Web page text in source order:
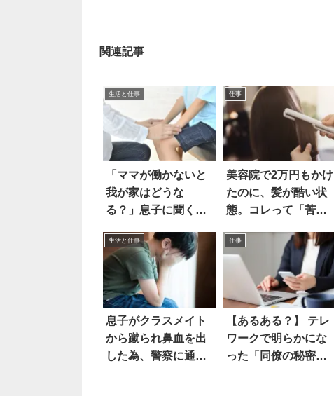
関連記事
生活と仕事
「ママが働かないと
我が家はどうな
る？」息子に聞く
仕事
美容院で2万円もかけ
たのに、髪が酷い状
態。コレって「苦
生活と仕事
息子がクラスメイト
から蹴られ鼻血を出
した為、警察に通報
仕事
【あるある？】 テレ
ワークで明らかにな
った「同僚の秘密」